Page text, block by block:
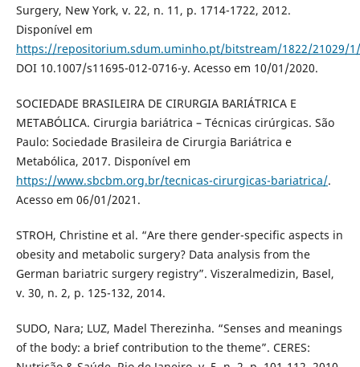
Surgery, New York, v. 22, n. 11, p. 1714-1722, 2012.
Disponível em
https://repositorium.sdum.uminho.pt/bitstream/1822/21029/
DOI 10.1007/s11695-012-0716-y. Acesso em 10/01/2020.
SOCIEDADE BRASILEIRA DE CIRURGIA BARIÁTRICA E
METABÓLICA. Cirurgia bariátrica – Técnicas cirúrgicas. São
Paulo: Sociedade Brasileira de Cirurgia Bariátrica e
Metabólica, 2017. Disponível em
https://www.sbcbm.org.br/tecnicas-cirurgicas-bariatrica/.
Acesso em 06/01/2021.
STROH, Christine et al. “Are there gender-specific aspects in
obesity and metabolic surgery? Data analysis from the
German bariatric surgery registry”. Viszeralmedizin, Basel,
v. 30, n. 2, p. 125-132, 2014.
SUDO, Nara; LUZ, Madel Therezinha. “Senses and meanings
of the body: a brief contribution to the theme”. CERES: